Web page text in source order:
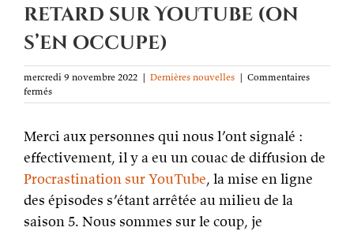
retard sur YouTube (on
s’en occupe)
mercredi 9 novembre 2022 | Dernières nouvelles | Commentaires
ferméssur
Procrastination
en
sur
YouTube
s’en
occupe)
Merci aux personnes qui nous l’ont signalé :
effectivement, il y a eu un couac de diffusion de
Procrastination sur YouTube, la mise en ligne
des épisodes s’étant arrêtée au milieu de la
saison 5. Nous sommes sur le coup, je